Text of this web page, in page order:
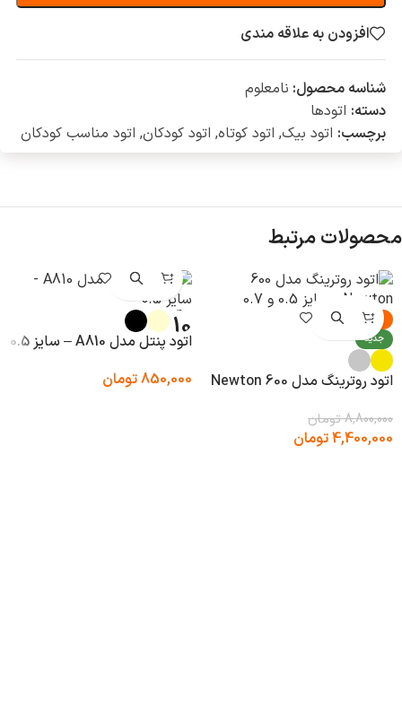
افزودن به علاقه مندی
شناسه محصول: نامعلوم
دسته: اتود‌ها
برچسب: اتود بیک, اتود کوتاه, اتود کودکان, اتود مناسب کودکان
محصولات مرتبط
-50%
جدید
اتود روترینگ مدل 600 Newton
8,800,000تومان
4,400,000تومان
اتود پنتل مدل A810 – سایز 0.5
850,000تومان